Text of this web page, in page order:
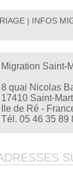
| INFOS
Migration Saint-
8 quai Nicolas
17410 Saint-
Ile de Ré -
Tél. 05 46 35 89